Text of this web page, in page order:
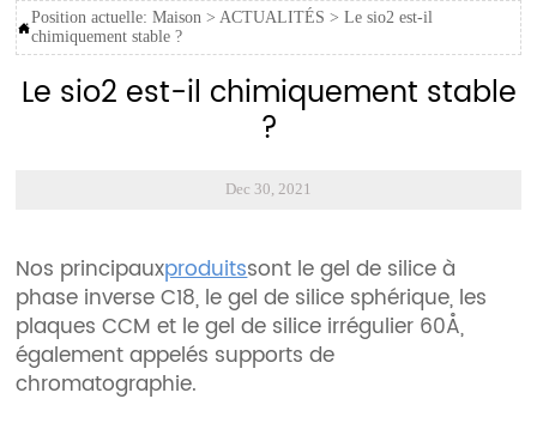

Position actuelle:Maison >ACTUALITÉS >Le sio2 est-il
chimiquement stable ?
Le sio2 est-il chimiquement stable
?
Dec 30, 2021
Nos principauxproduitssont le gel de silice à
phase inverse C18, le gel de silice sphérique, les
plaques CCM et le gel de silice irrégulier 60Å,
également appelés supports de
chromatographie.